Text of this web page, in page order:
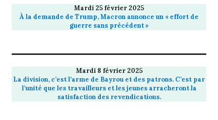
Mardi 25 février 2025
À la demande de Trump, Macron annonce un « effort de
guerre sans précédent »
Mardi 8 février 2025
La division, c’est l’arme de Bayrou et des patrons. C’est par
l’unité que les travailleurs et les jeunes arracheront la
satisfaction des revendications.